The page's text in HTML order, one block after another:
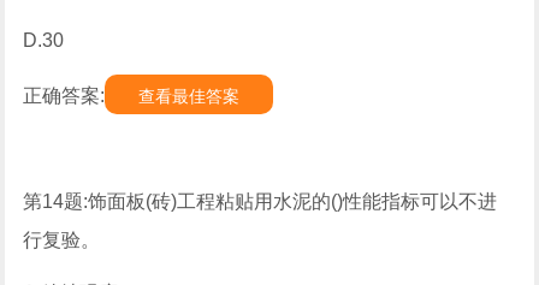
D.30
正确答案: 查看最佳答案
第14题:饰面板(砖)工程粘贴用水泥的()性能指标可以不进
行复验。